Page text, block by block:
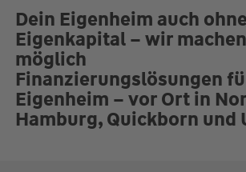
Dein Eigenheim auch ohne
Eigenkapital – wir
möglich
Finanzierungslösungen
Eigenheim – vor Ort in
Hamburg, Quickborn und